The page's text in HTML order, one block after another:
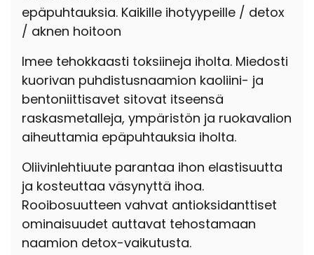
epäpuhtauksia. Kaikille ihotyypeille / detox
/ aknen hoitoon
Imee tehokkaasti toksiineja iholta. Miedosti
kuorivan puhdistusnaamion kaoliini- ja
bentoniittisavet sitovat itseensä
raskasmetalleja, ympäristön ja ruokavalion
aiheuttamia epäpuhtauksia iholta.
Oliivinlehtiuute parantaa ihon elastisuutta
ja kosteuttaa väsynyttä ihoa.
Rooibosuutteen vahvat antioksidanttiset
ominaisuudet auttavat tehostamaan
naamion detox-vaikutusta.